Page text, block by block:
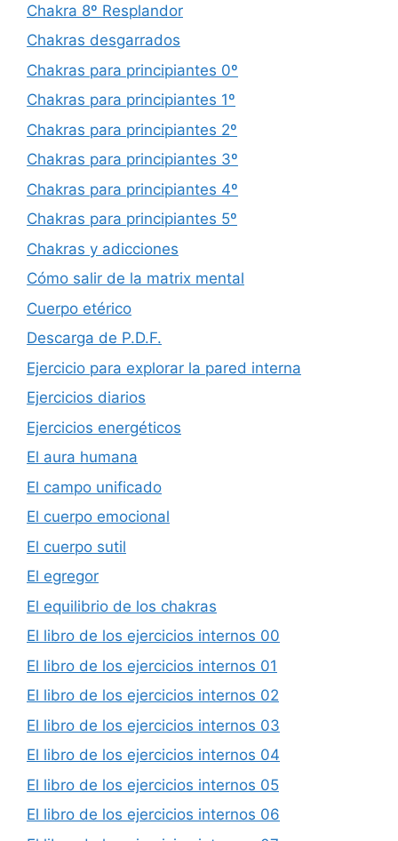
Chakra 8º Resplandor
Chakras desgarrados
Chakras para principiantes 0º
Chakras para principiantes 1º
Chakras para principiantes 2º
Chakras para principiantes 3º
Chakras para principiantes 4º
Chakras para principiantes 5º
Chakras y adicciones
Cómo salir de la matrix mental
Cuerpo etérico
Descarga de P.D.F.
Ejercicio para explorar la pared interna
Ejercicios diarios
Ejercicios energéticos
El aura humana
El campo unificado
El cuerpo emocional
El cuerpo sutil
El egregor
El equilibrio de los chakras
El libro de los ejercicios internos 00
El libro de los ejercicios internos 01
El libro de los ejercicios internos 02
El libro de los ejercicios internos 03
El libro de los ejercicios internos 04
El libro de los ejercicios internos 05
El libro de los ejercicios internos 06